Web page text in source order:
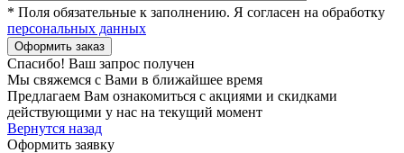
* Поля обязательные к заполнению. Я согласен на обработку
персональных данных
Спасибо! Ваш запрос получен
Мы свяжемся с Вами в ближайшее время
Предлагаем Вам ознакомиться с акциями и скидками
действующими у нас на текущий момент
Вернутся назад
Оформить заявку